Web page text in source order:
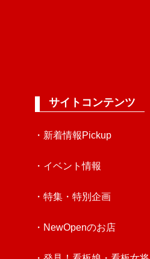
サイトコンテンツ
・新着情報Pickup
・イベント情報
・特集・特別企画
・NewOpenのお店